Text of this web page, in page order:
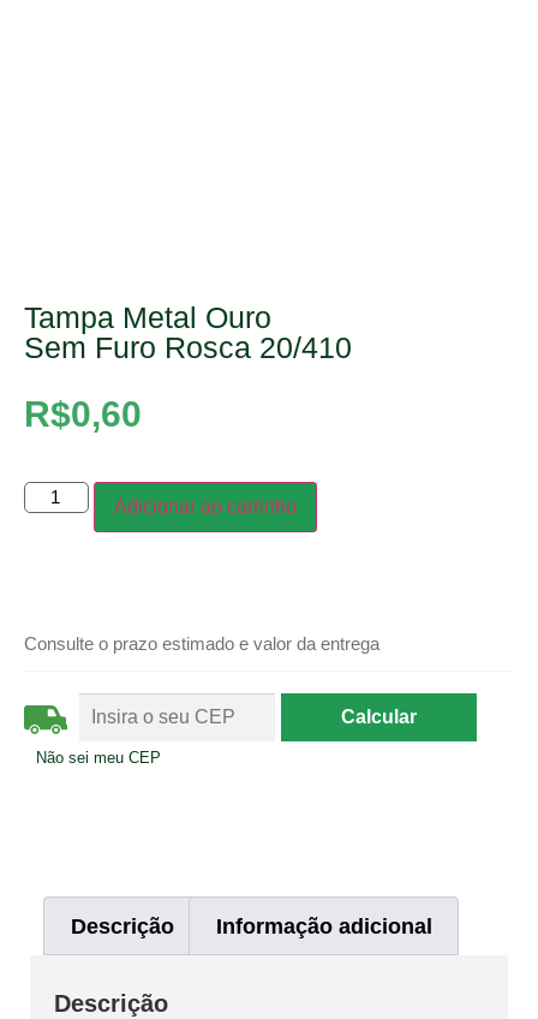
Tampa Metal Ouro
Sem Furo Rosca 20/410
R$0,60
Adicionar ao carrinho
Consulte o prazo estimado e valor da entrega
Não sei meu CEP
Descrição Informação adicional
Descrição